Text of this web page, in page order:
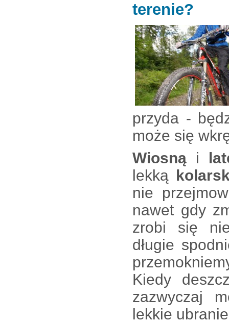
terenie?
przyda -
może się
Wiosną i
lekką
nie
nawet gdy
zrobi się
długie
Kiedy
zazwyczaj
lekkie